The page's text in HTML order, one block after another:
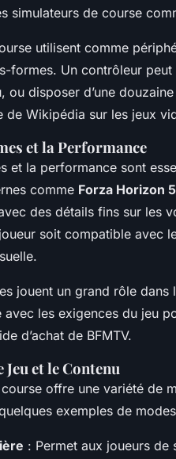
simulateurs de course
utilisent comme
formes. Un contrôleur peut
ou disposer d’une
de Wikipédia sur les jeux
et la Performance
et la performance sont
comme Forza Horizon 5
des détails fins sur les
soit compatible avec
jouent un grand rôle
les exigences du jeu
d’achat de BFMTV.
Jeu et le Contenu
offre une variété de
exemples de
: Permet aux joueurs